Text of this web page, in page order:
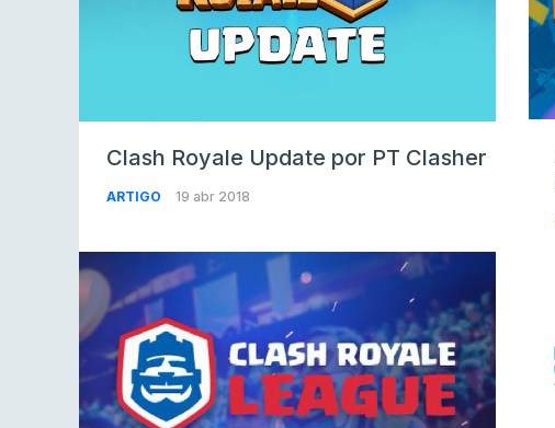
Clash Royale Update por PT Clasher
ARTIGO 19 abr 2018